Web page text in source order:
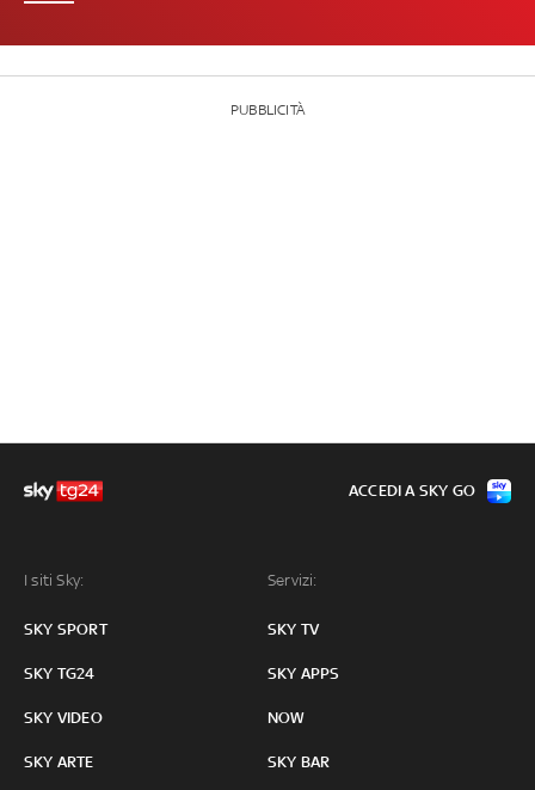
PUBBLICITÀ
I siti Sky:
SKY SPORT
SKY TG24
SKY VIDEO
SKY ARTE
Servizi:
SKY TV
SKY APPS
NOW
SKY BAR
ACCEDI A SKY GO